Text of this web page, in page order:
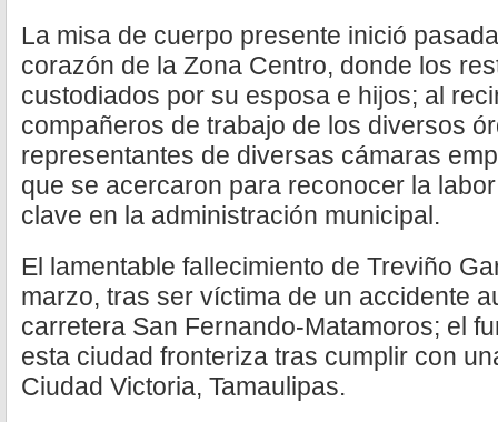
La misa de cuerpo presente inició
corazón de la Zona Centro, donde los
custodiados por su esposa e hijos; al
compañeros de trabajo de los diversos
representantes de diversas cámaras
que se acercaron para reconocer la
clave en la administración municipal.
El lamentable fallecimiento de Treviño
marzo, tras ser víctima de un accidente
carretera San Fernando-Matamoros; el
esta ciudad fronteriza tras cumplir con
Ciudad Victoria, Tamaulipas.